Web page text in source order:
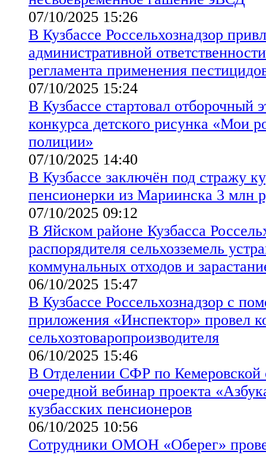
07/10/2025 15:26
В Кузбассе Россельхознадзор
административной
регламента применения
07/10/2025 15:24
В Кузбассе стартовал отборочный
конкурса детского рисунка «Мои
полиции»
07/10/2025 14:40
В Кузбассе заключён под стражу
пенсионерки из Мариинска 3 млн
07/10/2025 09:12
В Яйском районе Кузбасса
распорядителя сельхозземель
коммунальных отходов и
06/10/2025 15:47
В Кузбассе Россельхознадзор с
приложения «Инспектор» провел
сельхозтоваропроизводителя
06/10/2025 15:46
В Отделении СФР по Кемеровской
очередной вебинар проекта
кузбасских пенсионеров
06/10/2025 10:56
Сотрудники ОМОН «Оберег»